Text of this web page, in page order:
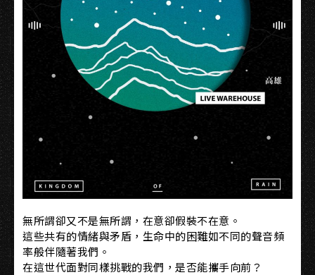
無所謂卻又不是無所謂，在意卻假裝不在意。
這些共有的情緒與矛盾，生命中的困難如不同的聲音頻
率般伴隨著我們。
在這世代面對同樣挑戰的我們，是否能攜手向前？